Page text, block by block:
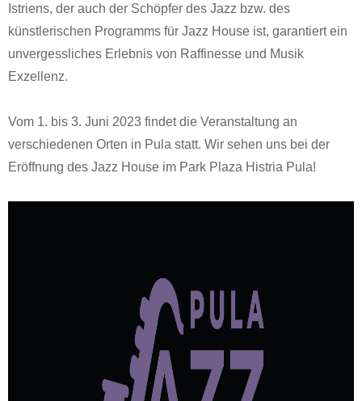
Istriens, der auch der Schöpfer des Jazz bzw. des
künstlerischen Programms für Jazz House ist, garantiert ein
unvergessliches Erlebnis von Raffinesse und Musik
Exzellenz.
Vom 1. bis 3. Juni 2023 findet die Veranstaltung an
verschiedenen Orten in Pula statt. Wir sehen uns bei der
Eröffnung des Jazz House im Park Plaza Histria Pula!